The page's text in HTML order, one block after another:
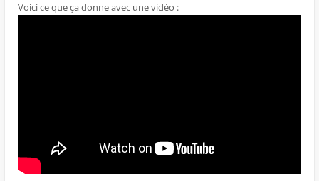
Voici ce que ça donne avec une vidéo :